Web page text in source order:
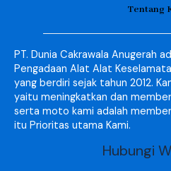
Tentang
PT. Dunia Cakrawala Anugerah
Pengadaan Alat Alat
yang berdiri sejak tahun 2012.
yaitu meningkatkan dan
serta moto kami adalah
itu Prioritas utama Kami.
Hubungi